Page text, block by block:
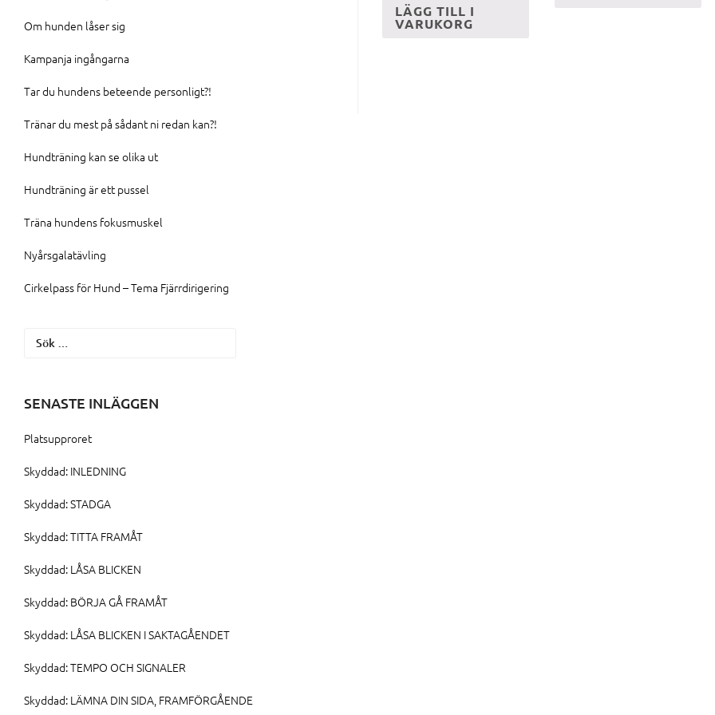
LÄGG TILL I
VARUKORG
Om hunden låser sig
Kampanja ingångarna
Tar du hundens beteende personligt?!
Tränar du mest på sådant ni redan kan?!
Hundträning kan se olika ut
Hundträning är ett pussel
Träna hundens fokusmuskel
Nyårsgalatävling
Cirkelpass för Hund – Tema Fjärrdirigering
Sök
SENASTE INLÄGGEN
Platsupproret
Skyddad: INLEDNING
Skyddad: STADGA
Skyddad: TITTA FRAMÅT
Skyddad: LÅSA BLICKEN
Skyddad: BÖRJA GÅ FRAMÅT
Skyddad: LÅSA BLICKEN I SAKTAGÅENDET
Skyddad: TEMPO OCH SIGNALER
Skyddad: LÄMNA DIN SIDA, FRAMFÖRGÅENDE